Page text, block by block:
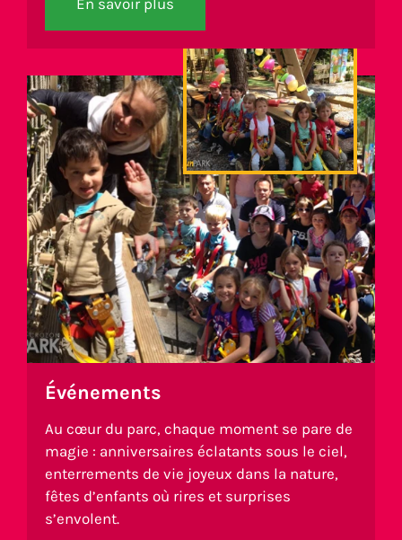
En savoir plus
Événements
Au cœur du parc, chaque moment se pare de
magie : anniversaires éclatants sous le ciel,
enterrements de vie joyeux dans la nature,
fêtes d’enfants où rires et surprises
s’envolent.